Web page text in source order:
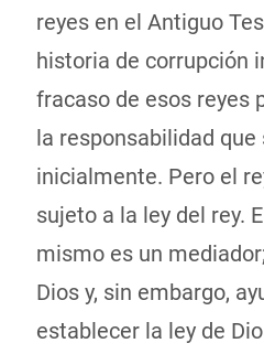
reyes en el Antiguo
historia de corrupción
fracaso de esos reyes
la responsabilidad
inicialmente. Pero el
sujeto a la ley del rey.
mismo es un
Dios y, sin embargo,
establecer la ley de